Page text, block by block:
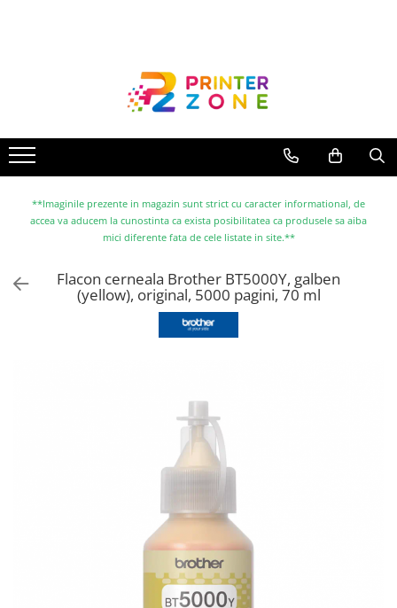
Imprimante cu jet
Multifunctionale laser
Multifunctionale cu jet
Imprimante etichete
Scanere
Cartuse inkjet si cerneala
**Imaginile prezente in magazin sunt strict cu caracter informational, de
accea va aducem la cunostinta ca exista posibilitatea ca produsele sa aiba
mici diferente fata de cele listate in site.**
Flacon cerneala Brother BT5000Y, galben
(yellow), original, 5000 pagini, 70 ml